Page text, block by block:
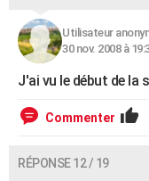
Utilisateur
30 nov. 2008 à
J'ai vu le début de la
Commenter
RÉPONSE 12 / 19